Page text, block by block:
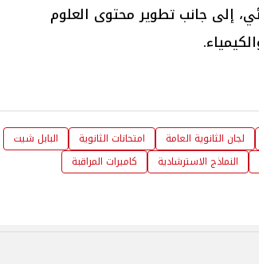
إلى جانب تطوير محتوى العلوم
لجان الثانوية العامة امتحانات الثانوية
البابل شيت
النماذج الاسترشادية
كاميرات المراقبة